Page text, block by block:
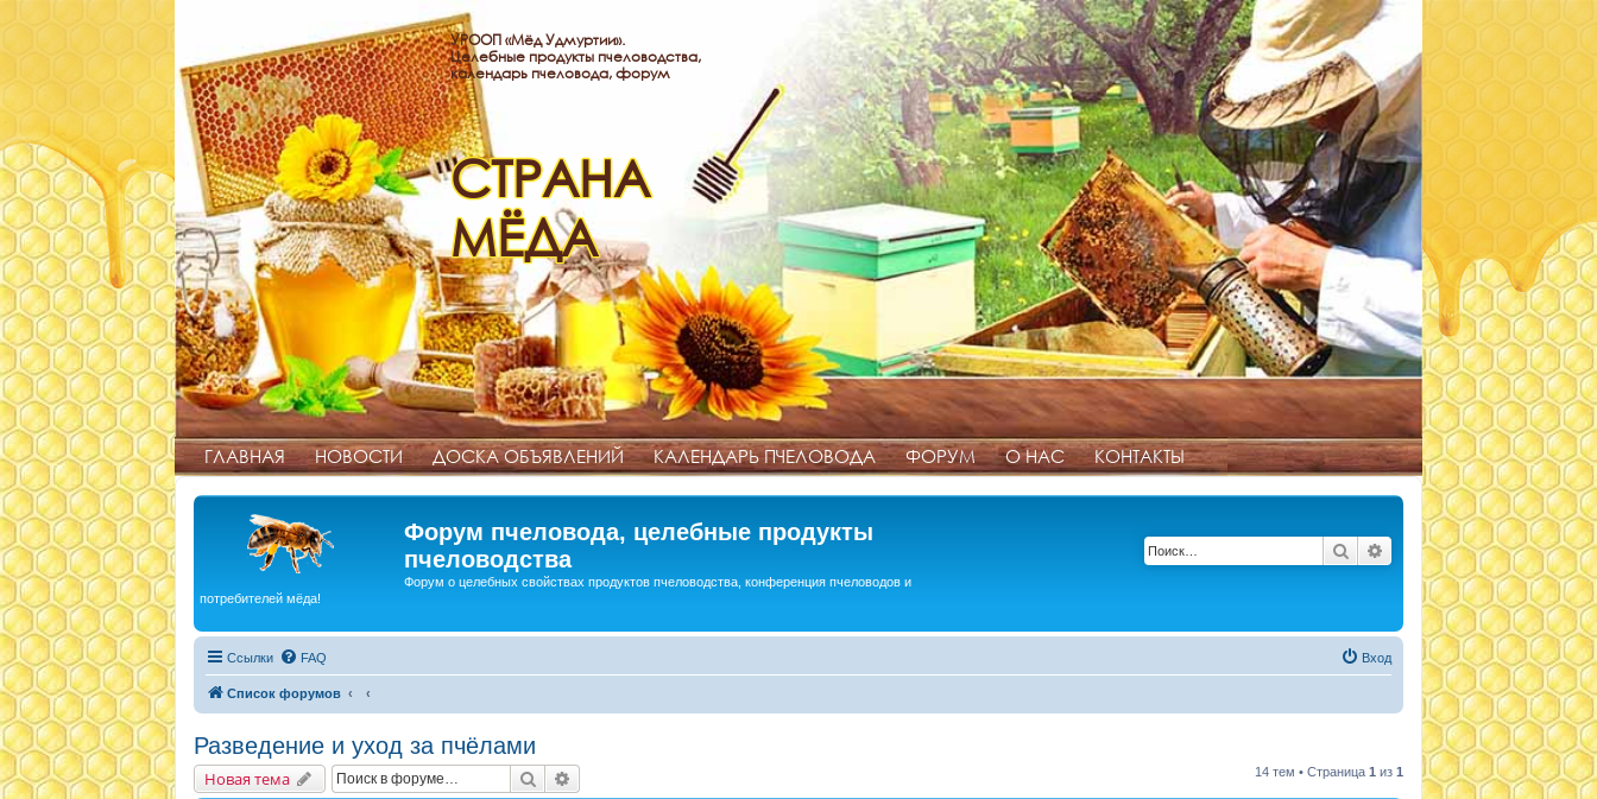
УРООП «Мёд Удмуртии».
Целебные продукты пчеловодства,
календарь пчеловода, форум
СТРАНА
МЁДА
ГЛАВНАЯ НОВОСТИ ДОСКА ОБЪЯВЛЕНИЙ КАЛЕНДАРЬ ПЧЕЛОВОДА ФОРУМ О НАС КОНТАКТЫ
Форум пчеловода, целебные продукты
пчеловодства
Форум о целебных свойствах продуктов пчеловодства, конференция пчеловодов и
потребителей мёда!
Поиск Расширенный поиск
Ссылки FAQ Вход
Список форумов
Разведение и уход за пчёлами
Новая тема Поиск 14 тем • Страница 1 из 1